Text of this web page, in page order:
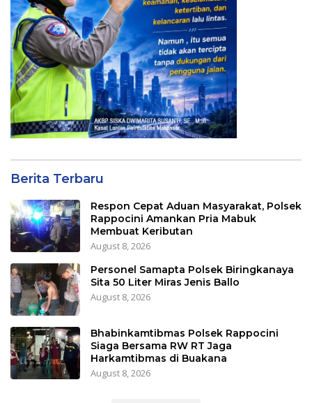
Berita Terbaru
Respon Cepat Aduan Masyarakat, Polsek
Rappocini Amankan Pria Mabuk
Membuat Keributan
August 8, 2026
Personel Samapta Polsek Biringkanaya
Sita 50 Liter Miras Jenis Ballo
August 8, 2026
Bhabinkamtibmas Polsek Rappocini
Siaga Bersama RW RT Jaga
Harkamtibmas di Buakana
August 8, 2026